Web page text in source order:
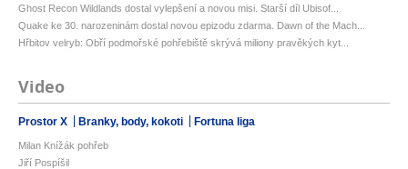
Ghost Recon Wildlands dostal vylepšení a novou misi. Starší díl Ubisof...
Quake ke 30. narozeninám dostal novou epizodu zdarma. Dawn of the Mach...
Hřbitov velryb: Obří podmořské pohřebiště skrývá miliony pravěkých kyt...
Video
Prostor X Branky, body, kokoti Fortuna liga
Milan Knížák pohřeb
Jiří Pospíšil